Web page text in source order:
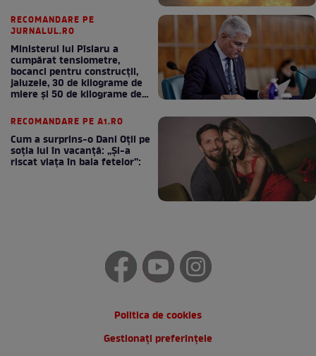
RECOMANDARE PE
JURNALUL.RO
Ministerul lui Pîslaru a
cumpărat tensiometre,
bocanci pentru construcții,
jaluzele, 30 de kilograme de
miere și 50 de kilograme de
RECOMANDARE PE A1.RO
Cum a surprins-o Dani Oțil pe
soția lui în vacanță: „Și-a
riscat viața în baia fetelor”:
Politica de cookies
Gestionați preferințele